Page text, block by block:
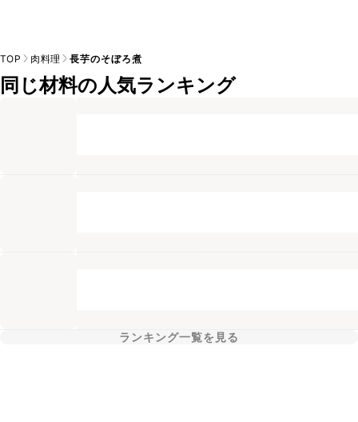
TOP 肉料理 長芋のそぼろ煮
同じ材料の人気ランキング
ランキング一覧を見る